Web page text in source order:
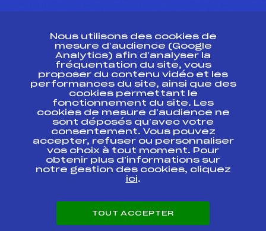
Ressources
Pass’Neige
Projet sportif fédéral
Projet de performance fédéral
Antidopage
Pôle Développement, Formation, Suivi
Scientifique
Listes ministérielles
Pôle vie de l’athlète
Enseignement professionnel
Carrières
Nous utilisons des cookies de
mesure d’audience (Google
Analytics) afin d’analyser la
fréquentation du site, vous
proposer du contenu vidéo et les
performances du site, ainsi que des
cookies permettant le
fonctionnement du site. Les
cookies de mesure d’audience ne
sont déposés qu’avec votre
consentement. Vous pouvez
accepter, refuser ou personnaliser
vos choix à tout moment. Pour
obtenir plus d'informations sur
notre gestion des cookies, cliquez
ici.
TOUT ACCEPTER